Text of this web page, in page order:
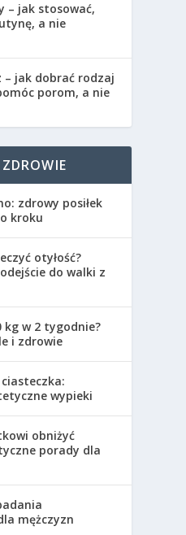
– jak stosować,
a nie
– jak dobrać rodzaj
porom, a nie
zdrowy posiłek
kroku
otyłość?
do walki z
kg w 2 tygodnie?
i zdrowie
wypieki
obniżyć
porady dla
mężczyzn